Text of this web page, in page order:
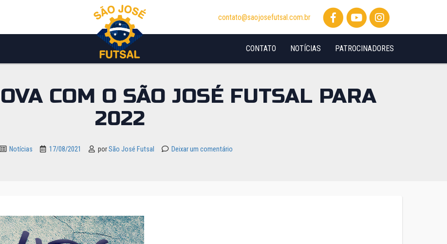
contato@saojosefutsal.com.br
PATROCINADORES
NOTÍCIAS
CONTATO
COM O SÃO JOSÉ FUTSAL PARA
2022
Notícias 17/08/2021 porSão José Futsal Deixar um comentário